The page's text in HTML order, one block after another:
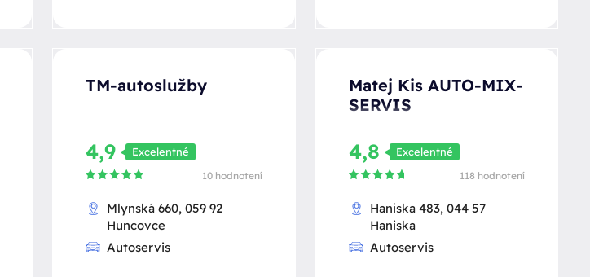
TM-autoslužby
4,9 Excelentné
10 hodnotení
Mlynská 660, 059 92
Huncovce
Autoservis
Matej Kis AUTO-MIX-
SERVIS
4,8 Excelentné
118 hodnotení
Haniska 483, 044 57
Haniska
Autoservis